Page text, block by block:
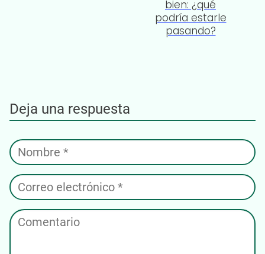
bien: ¿qué
podría estarle
pasando?
Deja una respuesta